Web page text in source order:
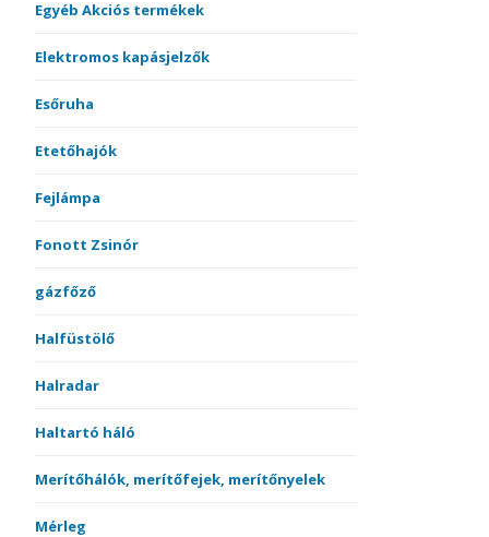
Egyéb Akciós termékek
Elektromos kapásjelzők
Esőruha
Etetőhajók
Fejlámpa
Fonott Zsinór
gázfőző
Halfüstölő
Halradar
Haltartó háló
Merítőhálók, merítőfejek, merítőnyelek
Mérleg